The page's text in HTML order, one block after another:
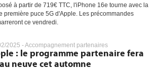
à partir de 719€ TTC, l'iPhone 16e tourne avec la
première puce 5G d'Apple. Les précommandes
ce vendredi.
2025 -Accompagnement partenaires
: le programme partenaire fera
neuve cet automne